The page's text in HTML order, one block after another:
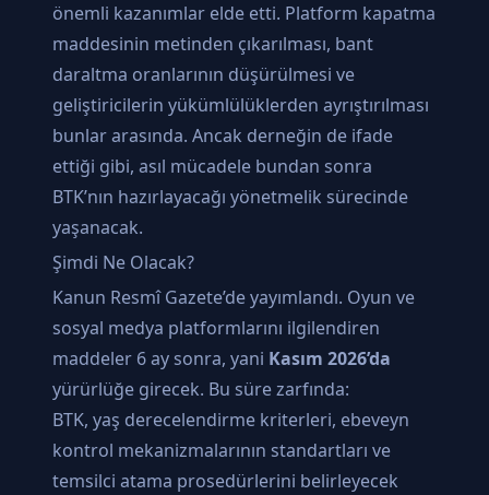
önemli kazanımlar elde etti. Platform kapatma
maddesinin metinden çıkarılması, bant
daraltma oranlarının düşürülmesi ve
geliştiricilerin yükümlülüklerden ayrıştırılması
bunlar arasında. Ancak derneğin de ifade
ettiği gibi, asıl mücadele bundan sonra
BTK’nın hazırlayacağı yönetmelik sürecinde
yaşanacak.
Şimdi Ne Olacak?
Kanun Resmî Gazete’de yayımlandı. Oyun ve
sosyal medya platformlarını ilgilendiren
maddeler 6 ay sonra, yani Kasım 2026’da
yürürlüğe girecek. Bu süre zarfında:
BTK, yaş derecelendirme kriterleri, ebeveyn
kontrol mekanizmalarının standartları ve
temsilci atama prosedürlerini belirleyecek